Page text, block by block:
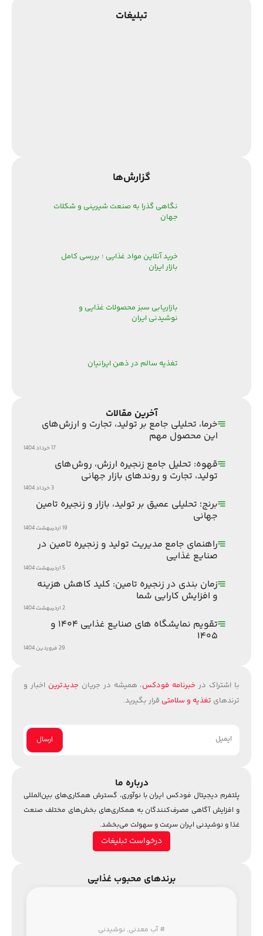
تبلیغات
گزارش‌‌ها
نگاهی گذرا به صنعت شیرینی و شکلات
جهان
خرید آنلاین مواد غذایی ؛ بررسی کامل
بازار ایران
بازاریابی سبز محصولات غذایی و
نوشیدنی ایران
تغذیه سالم در ذهن ایرانیان
آخرین مقالات
خرما، تحلیلی جامع بر تولید، تجارت و ارزش‌های
این محصول مهم
17 خرداد 1404
قهوه: تحلیل جامع زنجیره ارزش، روش‌های
تولید، تجارت و روندهای بازار جهانی
3 خرداد 1404
برنج؛ تحلیلی عمیق بر تولید، بازار و زنجیره تامین
جهانی
19 اردیبهشت 1404
راهنمای جامع مدیریت تولید و زنجیره تامین در
صنایع غذایی
5 اردیبهشت 1404
زمان بندی در زنجیره تامین: کلید کاهش هزینه
و افزایش کارایی شما
2 اردیبهشت 1404
تقویم نمایشگاه های صنایع غذایی ۱۴۰۴ و
۱۴۰۵
29 فروردین 1404
با اشتراک در خبرنامه فودکس، همیشه در جریان جدیدترین اخبار و
ترندهای تغذیه و سلامتی قرار بگیرید.
درباره ما
پلتفرم دیجیتال فودکس ایران با نوآوری، گسترش همکاری‌های بین‌المللی
و افزایش آگاهی مصرف‌کنندگان به همکاری‌های بخش‌های مختلف صنعت
غذا و نوشیدنی ایران سرعت و سهولت می‌بخشد.
درخواست تبلیغات
برندهای محبوب غذایی
# آب معدنی, نوشیدنی